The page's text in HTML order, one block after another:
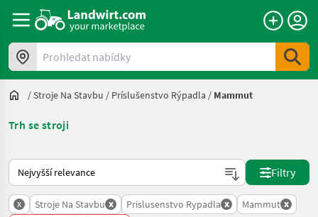
Prohledat nabídky
/Stroje Na Stavbu / Príslušenstvo Rýpadla / Mammut
Trh se stroji
Takto se řadí nabídky na Landwirt.com
Filtry
x Stroje Na Stavbu x Prislusenstvo Rypadla x Mammut x